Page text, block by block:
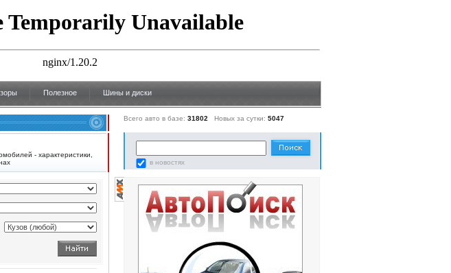
Полезное Шины и диски
- характеристики,
Всего авто в базе: 31802 Новых за сутки: 5047
в новостях